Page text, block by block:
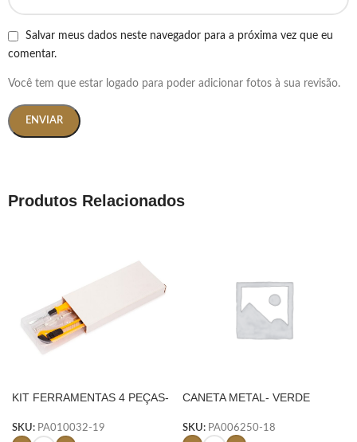
Salvar meus dados neste navegador para a próxima vez que eu
comentar.
Você tem que estar logado para poder adicionar fotos à sua revisão.
Produtos Relacionados
KIT FERRAMENTAS 4 PEÇAS-
SKU: PA010032-19
CANETA METAL- VERDE
SKU: PA006250-18